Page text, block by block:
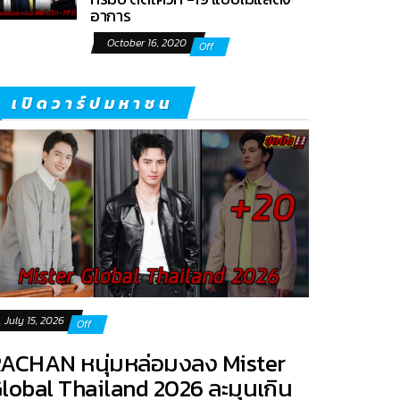
อาการ
October 16, 2020 Off
เปิดวาร์ปมหาชน
July 15, 2026 Off
หนุ่มหล่อมงลง Mister
Thailand 2026 ละมุนเกิน